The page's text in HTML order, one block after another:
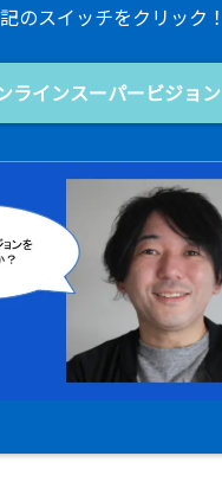
のスイッチをクリック！
ラインスーパービジョン